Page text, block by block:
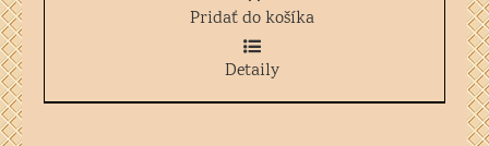
Pridať do košíka
Detaily